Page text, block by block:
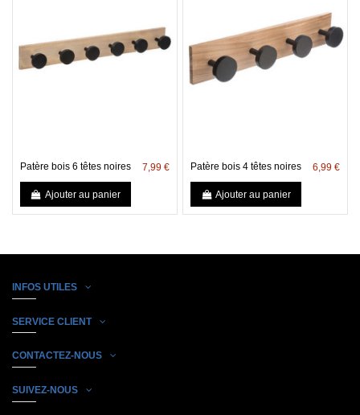
Patère bois 6 têtes noires 7,99 €
Ajouter au panier
Patère bois 4 têtes noires 6,99 €
Ajouter au panier
INFOS UTILES
SERVICE CLIENT
CONTACTEZ-NOUS
SUIVEZ-NOUS